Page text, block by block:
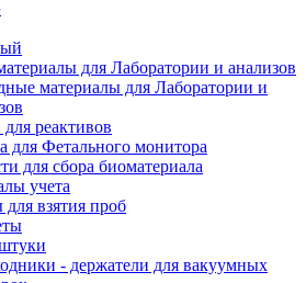
для Лаборатории и анализов
материалы для Лаборатории и
реактивов
для Фетального монитора
для сбора биоматериала
учета
взятия проб
- держатели для вакуумных